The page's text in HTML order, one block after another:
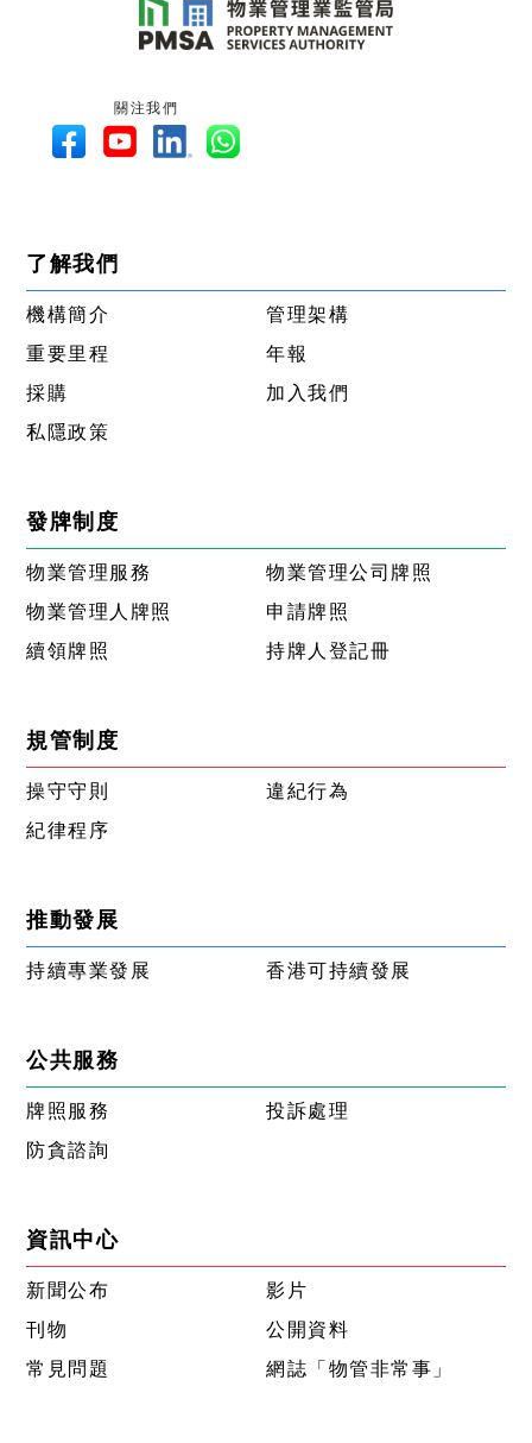
關注我們
了解我們
機構簡介
管理架構
重要里程
年報
採購
加入我們
私隱政策
發牌制度
物業管理服務
物業管理公司牌照
物業管理人牌照
申請牌照
續領牌照
持牌人登記冊
規管制度
操守守則
違紀行為
紀律程序
推動發展
持續專業發展 香港可持續發展
公共服務
牌照服務
投訴處理
防貪諮詢
資訊中心
新聞公布
影片
刊物
公開資料
常見問題
網誌「物管非常事」